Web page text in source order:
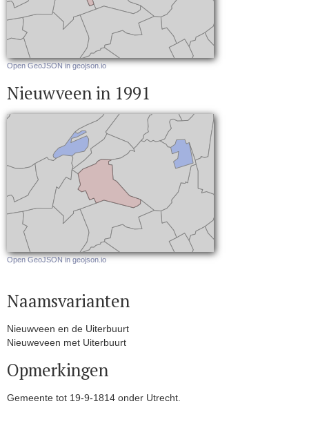
Open GeoJSON in geojson.io
Nieuwveen in 1991
Open GeoJSON in geojson.io
Naamsvarianten
Nieuwveen en de Uiterbuurt
Nieuweveen met Uiterbuurt
Opmerkingen
Gemeente tot 19-9-1814 onder Utrecht.